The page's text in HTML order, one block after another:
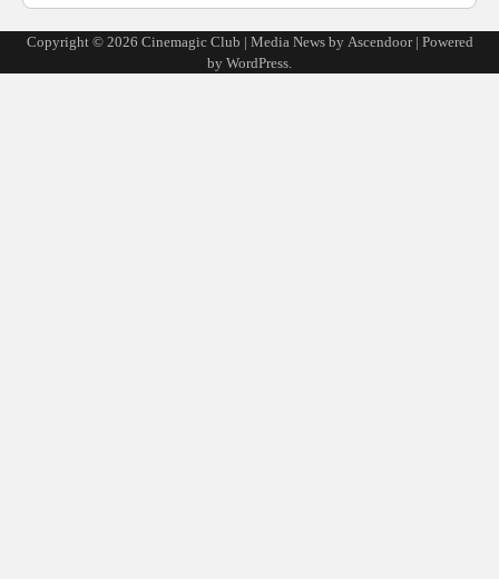
Copyright © 2026 Cinemagic Club | Media News by Ascendoor| Powered
by WordPress